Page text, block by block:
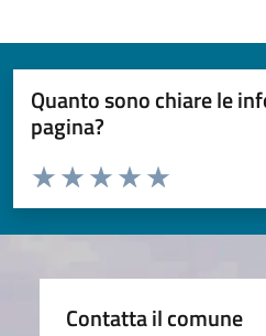
Quanto sono chiare le
pagina?
Valuta da 1 a 5 stelle la pagina
Valuta 5 stelle
Valuta 4 stelle su 5
Valuta 3 stelle su 5
Valuta 2 stelle su 5
Valuta 1 stelle su 5
Contatta il comune